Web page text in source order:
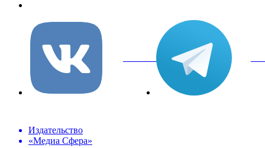
вКонтакте
Издательство
«Медиа Сфера»